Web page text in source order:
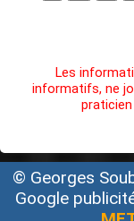
Les
informatifs, ne
© Georges
Google